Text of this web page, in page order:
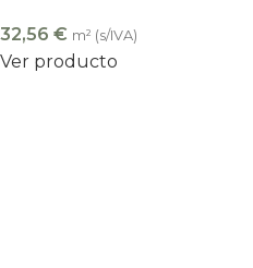
32,56 € m² (s/IVA)
Ver producto